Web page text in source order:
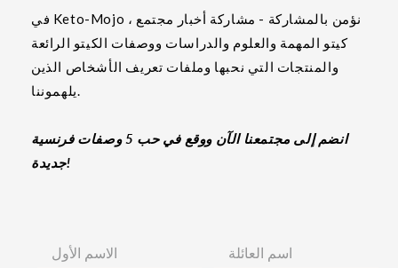
في Keto-Mojo ، نؤمن بالمشاركة - مشاركة أخبار مجتمع
كيتو المهمة والعلوم والدراسات ووصفات الكيتو الرائعة
والمنتجات التي نحبها وملفات تعريف الأشخاص الذين
يلهموننا.
انضم إلى مجتمعنا الآن ووقع في حب 5 وصفات فرنسية
جديدة!